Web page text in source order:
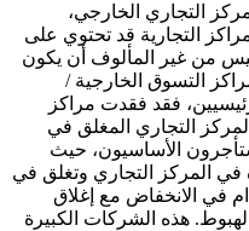
التجاري الخارجي،
التجارية قد تحتوي على
من غير المألوف أن يكون
التسوق الخارجية /
فقد فقدت مراكز
التجاري المغلق في
الأساسيون، حيث
في المركز التجاري وتغلق في
في الانخفاض مع إغلاق
هذه الشركات الكبيرة